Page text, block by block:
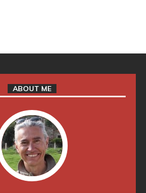
ABOUT ME